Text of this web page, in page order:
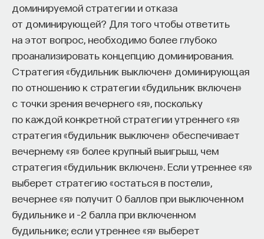
доминируемой стратегии и отказа
от доминирующей? Для того чтобы ответить
на этот вопрос, необходимо более глубоко
проанализировать концепцию доминирования.
Стратегия «будильник выключен» доминирующая
по отношению к стратегии «будильник включен»
с точки зрения вечернего «я», поскольку
по каждой конкретной стратегии утреннего «я»
стратегия «будильник выключен» обеспечивает
вечернему «я» более крупный выигрыш, чем
стратегия «будильник включен». Если утреннее «я»
выберет стратегию «остаться в постели»,
вечернее «я» получит 0 баллов при выключенном
будильнике и –2 балла при включенном
будильнике; если утреннее «я» выберет